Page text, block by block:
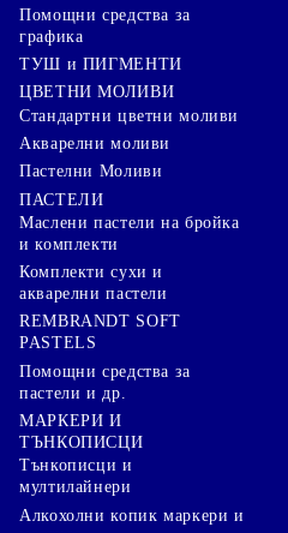
Помощни средства за
графика
ТУШ и ПИГМЕНТИ
ЦВЕТНИ МОЛИВИ
Стандартни цветни моливи
Акварелни моливи
Пастелни Моливи
ПАСТЕЛИ
Маслени пастели на бройка
и комплекти
Комплекти сухи и
акварелни пастели
REMBRANDT SOFT
PASTELS
Помощни средства за
пастели и др.
МАРКЕРИ И
ТЪНКОПИСЦИ
Тънкописци и
мултилайнери
Алкохолни копик маркери и